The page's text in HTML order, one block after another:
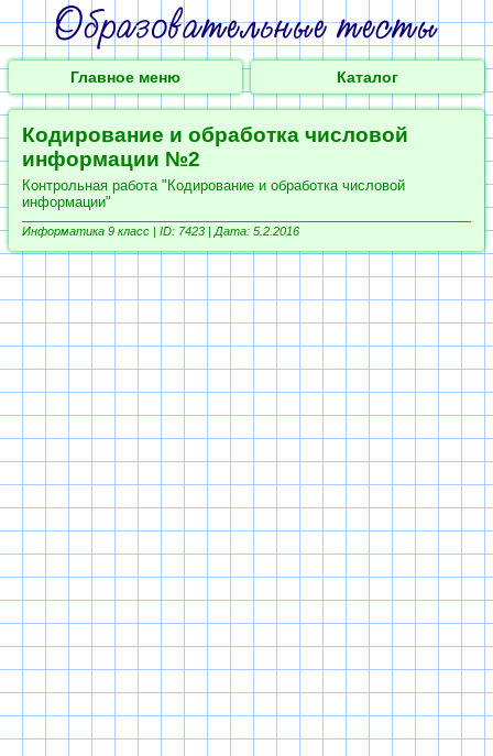
Главное меню Каталог
Кодирование и обработка числовой
информации №2
Контрольная работа "Кодирование и обработка числовой
информации"
Информатика 9 класс | ID: 7423 | Дата: 5.2.2016